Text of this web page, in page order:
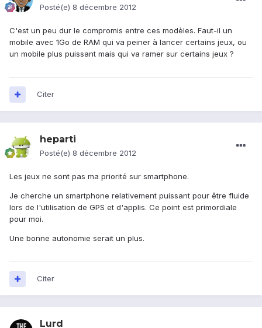
Posté(e) 8 décembre 2012
C'est un peu dur le compromis entre ces modèles. Faut-il un
mobile avec 1Go de RAM qui va peiner à lancer certains jeux, ou
un mobile plus puissant mais qui va ramer sur certains jeux ?
Citer
heparti
Posté(e) 8 décembre 2012
Les jeux ne sont pas ma priorité sur smartphone.
Je cherche un smartphone relativement puissant pour être fluide
lors de l'utilisation de GPS et d'applis. Ce point est primordiale
pour moi.
Une bonne autonomie serait un plus.
Citer
Lurd